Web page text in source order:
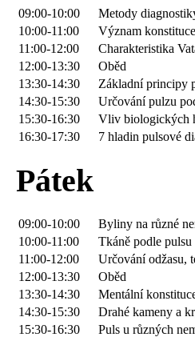
09:00-10:00
Metody
10:00-11:00
Význam
11:00-12:00
Charakteristika
12:00-13:30
Oběd
13:30-14:30
Základní principy
14:30-15:30
Určování pulzu
15:30-16:30
Vliv biologických
16:30-17:30
7 hladin pulsové
Pátek
09:00-10:00
Byliny na různé
10:00-11:00
Tkáně podle pulsu
11:00-12:00
Určování odžasu,
12:00-13:30
Oběd
13:30-14:30
Mentální
14:30-15:30
Drahé kameny a
15:30-16:30
Puls u různých